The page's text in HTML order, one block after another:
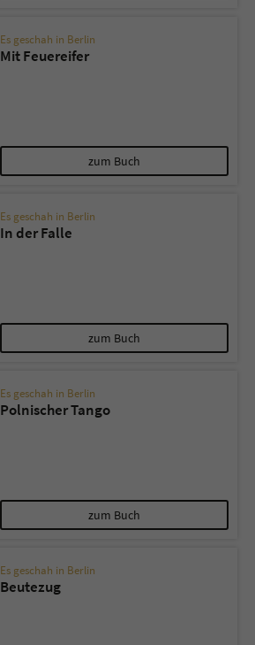
Es geschah in Berlin
Mit Feuereifer
zum Buch
Es geschah in Berlin
In der Falle
zum Buch
Es geschah in Berlin
Polnischer Tango
zum Buch
Es geschah in Berlin
Beutezug